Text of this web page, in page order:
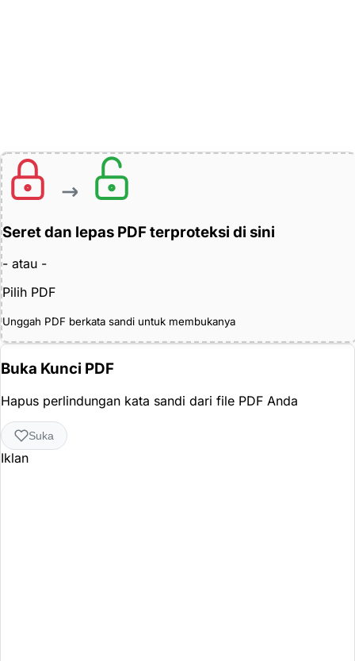
Seret dan lepas PDF terproteksi di sini
- atau -
Pilih PDF
Unggah PDF berkata sandi untuk membukanya
Buka Kunci PDF
Hapus perlindungan kata sandi dari file PDF Anda
Suka
Iklan